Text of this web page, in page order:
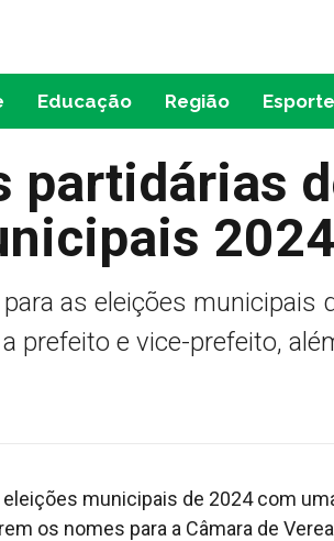
Educação Região
partidárias
2024
as eleições
prefeito e vice-prefeito,
eleições municipais de 2024 com
os nomes para a Câmara de